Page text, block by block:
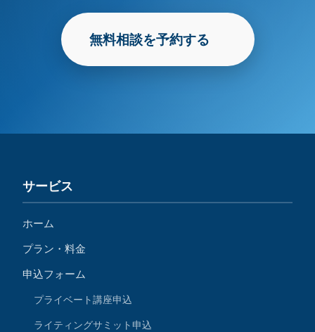
無料相談を予約する
サービス
ホーム
プラン・料金
申込フォーム
プライベート講座申込
ライティングサミット申込